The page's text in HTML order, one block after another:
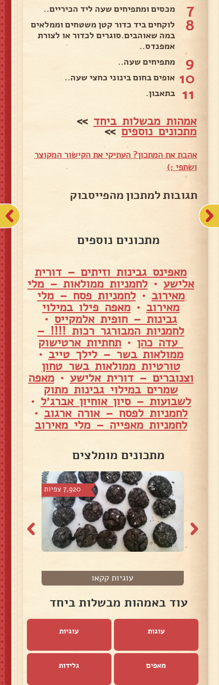
7 מכסים ומתפיחים שעה ליד הכיריים..
8
לוקחים ביד כדור קטן משטחים וממלאים
במה שאוהבים.סוגרים לכדור או לצורת
אמפנדס..
9 מתפיחים שעה..
10 אופים בחום בינוני כחצי שעה..
11 בתאבון.
אמהות מבשלות ביחד >>
מתכונים נוספים>>
אהבת את המתכון? העתיקי את הקישור המקוצר
ושתפי :)
תגובות למתכון מהפייסבוק
מתכונים נוספים
מאפינס גבינות וזיתים – דורית
אלישע• לחמניות ממולאות – מלי
מאירוב •לחמניות פסח – מלי
מאירוב • מאפה פילו במילוי
גבינות – חופית אלמקייס •
לחמניות המבורגר רכות !!!! –
עדה כהן • תחתיות ארטישוק
ממולאות בשר – לילך טייב •
טורטיות ממולאות בשר טחון
וצנוברים – דורית אלישע •מאפה
שמרים במילוי גבינות מתוק
לשבועות – סיון אוחיון אברג׳ל •
לחמניות לפסח – אורה ארגוב •
לחמניות מאפייה – מלי מאירוב
מתכונים מומלצים
7,920 צפיות
עוגיות קקאו
עוד באמהות מבשלות ביחד
עוגות עוגיות
מאפים גלידות